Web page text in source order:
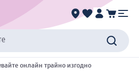
онлайн трайно изгодно